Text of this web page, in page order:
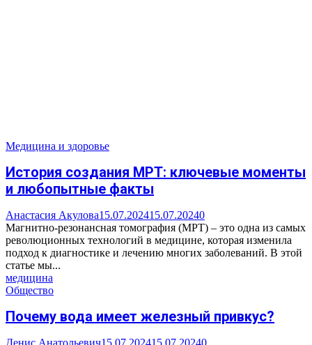
Медицина и здоровье
История создания МРТ: ключевые моменты
и любопытные факты
Анастасия Акулова15.07.202415.07.20240
Магнитно-резонансная томография (МРТ) – это одна из самых
революционных технологий в медицине, которая изменила
подход к диагностике и лечению многих заболеваний. В этой
статье мы...
медицина
Общество
Почему вода имеет железный привкус?
Денис Анатольевич15.07.202415.07.20240